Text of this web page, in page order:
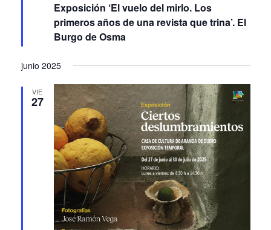
Exposición ‘El vuelo del mirlo. Los
primeros años de una revista que trina’. El
Burgo de Osma
junio 2025
VIE
27